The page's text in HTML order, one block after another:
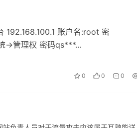
账户名:root 密
->管理权 密码qs***…
0 0 0